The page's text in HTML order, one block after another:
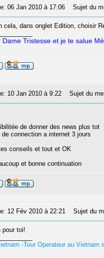
06 Jan 2010 à 17:06 Sujet du
cela, dans onglet Edition, choisir
Dame Tristesse et je te salue
10 Jan 2010 à 9:22 Sujet du
de donner des news plus tot
de connection a internet 3 jours
conseils et tout et OK
et bonne continuation
12 Fév 2010 à 22:21 Sujet du
pour toi!
-Tour Operateur au Vietnam